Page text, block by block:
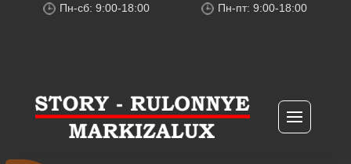
Пн-сб: 9:00-18:00 Пн-пт: 9:00-18:00